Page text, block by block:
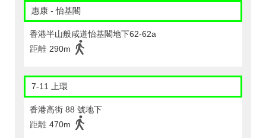
惠康 - 怡基閣
香港半山般咸道怡基閣地下62-62a
距離 290m
7-11 上環
香港高街 88 號地下
距離 470m